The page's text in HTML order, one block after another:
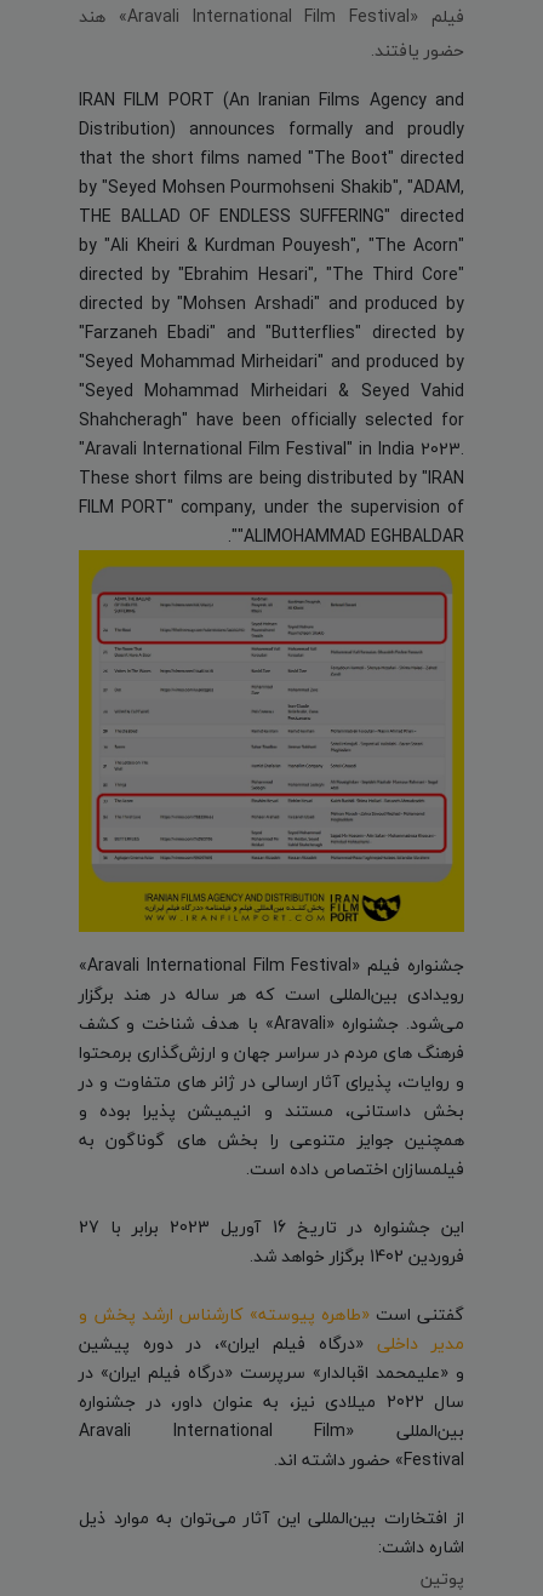
فیلم «Aravali International Film Festival» هند
حضور یافتند.
IRAN FILM PORT (An Iranian Films Agency and
Distribution) announces formally and proudly
that the short films named "The Boot" directed
by "Seyed Mohsen Pourmohseni Shakib", "ADAM,
THE BALLAD OF ENDLESS SUFFERING" directed
by "Ali Kheiri & Kurdman Pouyesh", "The Acorn"
directed by "Ebrahim Hesari", "The Third Core"
directed by "Mohsen Arshadi" and produced by
"Farzaneh Ebadi" and "Butterflies" directed by
"Seyed Mohammad Mirheidari" and produced by
"Seyed Mohammad Mirheidari & Seyed Vahid
Shahcheragh" have been officially selected for
"Aravali International Film Festival" in India 2023.
These short films are being distributed by "IRAN
FILM PORT" company, under the supervision of
"ALIMOHAMMAD EGHBALDAR".
جشنواره فیلم «Aravali International Film Festival»
رویدادی بین‌المللی است که هر ساله در هند برگزار
می‌شود. جشنواره «Aravali» با هدف شناخت و کشف
فرهنگ های مردم در سراسر جهان و ارزش‌گذاری برمحتوا
و روایات، پذیرای آثار ارسالی در ژانر های متفاوت و در
بخش داستانی، مستند و انیمیشن پذیرا بوده و
همچنین جوایز متنوعی را بخش های گوناگون به
فیلمسازان اختصاص داده است.
این جشنواره در تاریخ 16 آوریل 2023 برابر با 27
فروردین 1402 برگزار خواهد شد.
گفتنی است«طاهره پیوسته» کارشناس ارشد پخش و
مدیر داخلی «درگاه فیلم ایران»، در دوره پیشین
و «علیمحمد اقبالدار» سرپرست «درگاه فیلم ایران» در
سال 2022 میلادی نیز، به عنوان داور، در جشنواره
بین‌المللی «Aravali International Film
Festival» حضور داشته اند.
از افتخارات بین‌المللی این آثار می‌توان به موارد ذیل
اشاره داشت:
پوتین